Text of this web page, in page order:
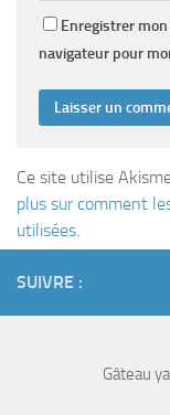
Enregistrer
navigateur pour
Ce site utilise
plus sur comment
utilisées.
SUIVRE :
Gâteau